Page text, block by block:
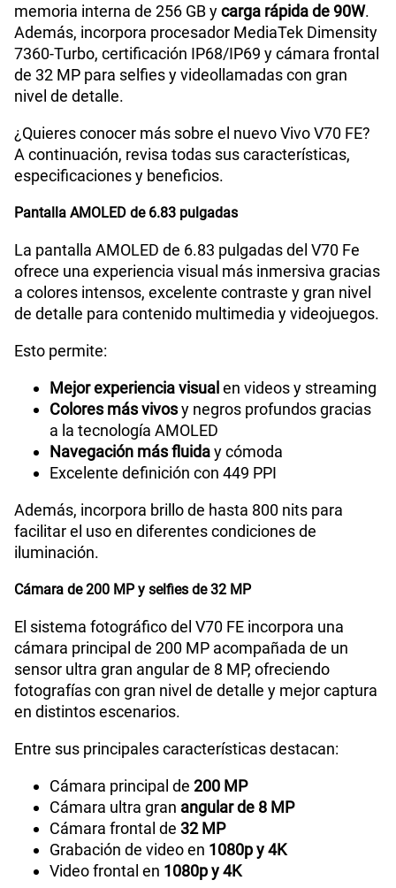
memoria interna de 256 GB ycarga rápida de 90W.
Además, incorpora procesador MediaTek Dimensity
7360-Turbo, certificación IP68/IP69 y cámara frontal
de 32 MP para selfies y videollamadas con gran
nivel de detalle.
¿Quieres conocer más sobre el nuevo Vivo V70 FE?
A continuación, revisa todas sus características,
especificaciones y beneficios.
Pantalla AMOLED de 6.83 pulgadas
La pantalla AMOLED de 6.83 pulgadas del V70 Fe
ofrece una experiencia visual más inmersiva gracias
a colores intensos, excelente contraste y gran nivel
de detalle para contenido multimedia y videojuegos.
Esto permite:
Mejor experiencia visualen videos y streaming
Colores más vivosy negros profundos gracias
a la tecnología AMOLED
Navegación más fluiday cómoda
Excelente definición con 449 PPI
Además, incorpora brillo de hasta 800 nits para
facilitar el uso en diferentes condiciones de
iluminación.
Cámara de 200 MP y selfies de 32 MP
El sistema fotográfico del V70 FE incorpora una
cámara principal de 200 MP acompañada de un
sensor ultra gran angular de 8 MP, ofreciendo
fotografías con gran nivel de detalle y mejor captura
en distintos escenarios.
Entre sus principales características destacan:
Cámara principal de 200 MP
Cámara ultra gran angular de 8 MP
Cámara frontal de 32 MP
Grabación de video en 1080p y 4K
Video frontal en 1080p y 4K